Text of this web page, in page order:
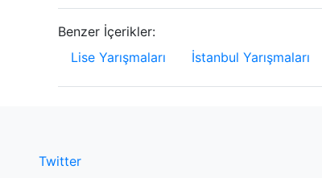
Benzer İçerikler:
Lise Yarışmaları
İstanbul Yarışmaları
Twitter